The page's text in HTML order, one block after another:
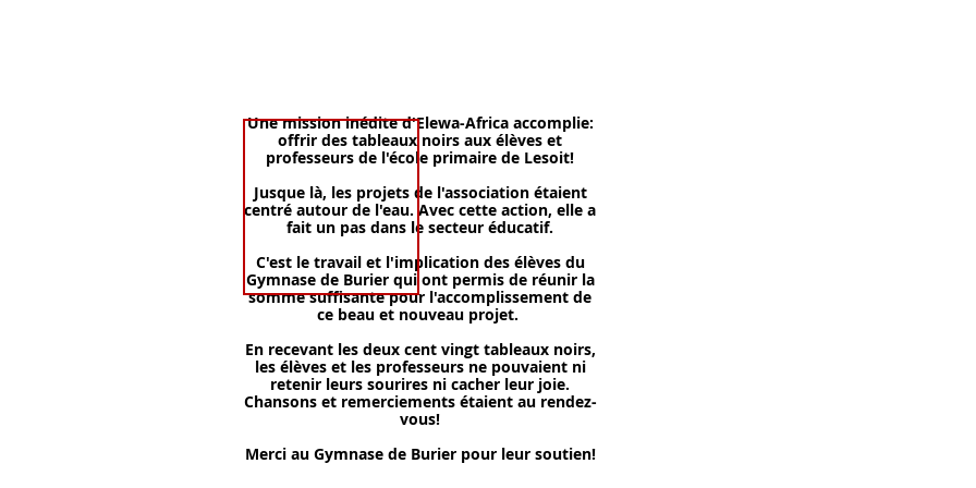
Une mission inédite d'Elewa-Africa accomplie:
offrir des tableaux noirs aux élèves et
professeurs de l'école primaire de Lesoit!
Jusque là, les projets de l'association étaient
centré autour de l'eau. Avec cette action, elle a
fait un pas dans le secteur éducatif.
C'est le travail et l'implication des élèves du
Gymnase de Burier qui ont permis de réunir la
somme suffisante pour l'accomplissement de
ce beau et nouveau projet.
En recevant les deux cent vingt tableaux noirs,
les élèves et les professeurs ne pouvaient ni
retenir leurs sourires ni cacher leur joie.
Chansons et remerciements étaient au rendez-
vous!
Merci au Gymnase de Burier pour leur soutien!